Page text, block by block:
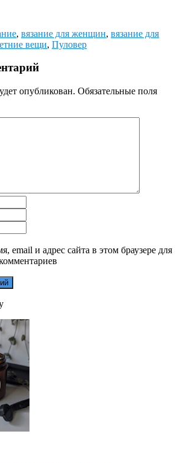
, вязание для женщин, вязание для
вещи, Пуловер
опубликован. Обязательные поля
email и адрес сайта в этом браузере для